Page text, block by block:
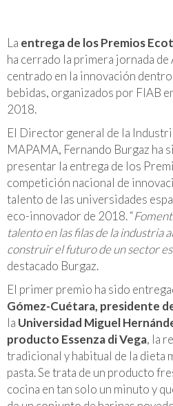
La entrega de los Premios
ha cerrado la primera jornada de
centrado en la innovación
bebidas, organizados por FIAB
2018.
El Director general de la
MAPAMA, Fernando Burgaz ha
presentar la entrega de los
competición nacional de
talento de las universidades
eco-innovador de 2018. “
talento en las filas de la industria
construir el futuro de un sector
destacado Burgaz.
El primer premio ha sido
Gómez-Cuétara, presidente
la Universidad Miguel
producto Essenza di Vega, la
tradicional y habitual de la dieta
pasta. Se trata de un producto
cocina en tan solo un minuto y